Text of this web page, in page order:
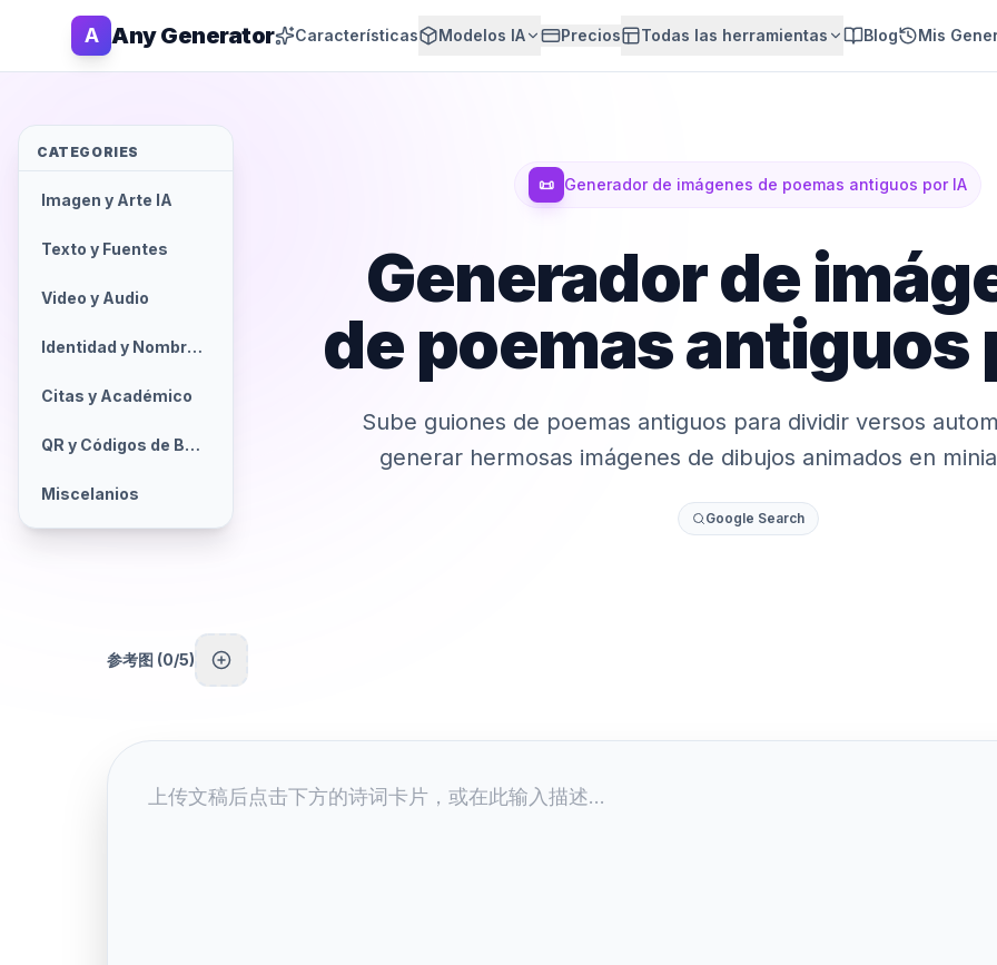
A Any Generator Características Modelos IA Precios Todas las herramientas Blog Mis
📜 Generador de imágenes de poemas antiguos por IA
Generador de
de poemas antiguos
Sube guiones de poemas antiguos para dividir versos
generar hermosas imágenes de dibujos animados en
Google Search
参考图 (0/5)
CATEGORIES
Imagen y Arte IA
Texto y Fuentes
Video y Audio
Identidad y Nombres
Citas y Académico
QR y Códigos de Barras
Miscelanios